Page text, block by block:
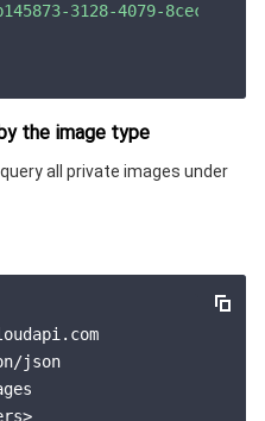
3128-4079-8cec-
the image type
all private images under
json